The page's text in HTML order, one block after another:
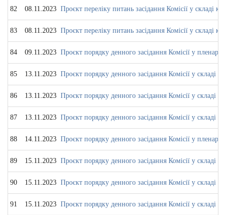
82 08.11.2023 Проєкт переліку питань засідання Комісії у складі
83 08.11.2023 Проєкт переліку питань засідання Комісії у складі
84 09.11.2023 Проєкт порядку денного засідання Комісії у
85 13.11.2023 Проєкт порядку денного засідання Комісії у складі
86 13.11.2023 Проєкт порядку денного засідання Комісії у складі
87 13.11.2023 Проєкт порядку денного засідання Комісії у складі
88 14.11.2023 Проєкт порядку денного засідання Комісії у
89 15.11.2023 Проєкт порядку денного засідання Комісії у складі
90 15.11.2023 Проєкт порядку денного засідання Комісії у складі
91 15.11.2023 Проєкт порядку денного засідання Комісії у складі